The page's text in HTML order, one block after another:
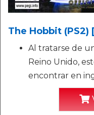
The Hobbit
Al tratarse de
Reino Unido,
encontrar en